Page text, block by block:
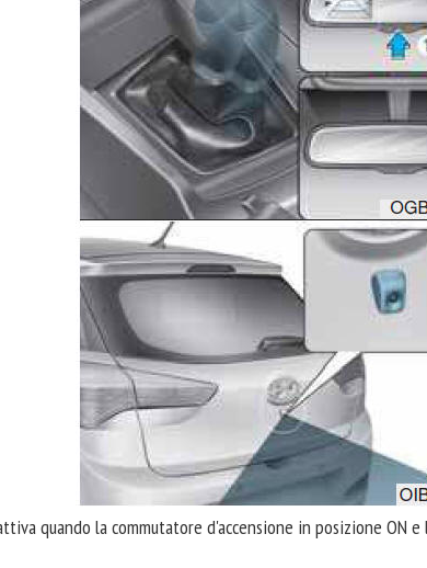
quando la commutatore d'accensione in posizione ON